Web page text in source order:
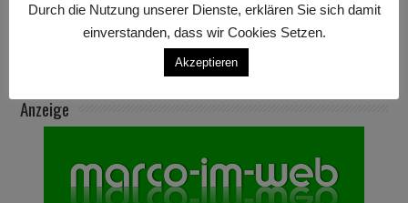
Anzeige
Durch die Nutzung unserer Dienste, erklären Sie sich damit
einverstanden, dass wir Cookies Setzen.
Akzeptieren